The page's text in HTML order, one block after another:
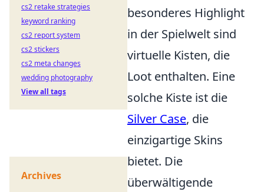
besonderes Highlight
in der Spielwelt sind
virtuelle Kisten, die
Loot enthalten. Eine
solche Kiste ist die
Silver Case, die
einzigartige Skins
bietet. Die
überwältigende
cs2 retake strategies
keyword ranking
cs2 report system
cs2 stickers
cs2 meta changes
wedding photography
View all tags
Archives